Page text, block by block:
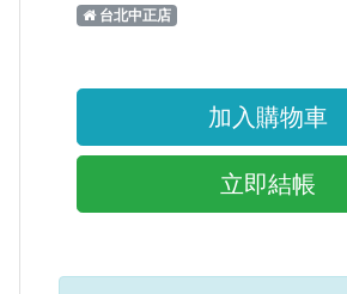
台北中正店
加入購物車
立即結帳